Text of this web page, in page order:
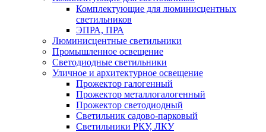
Комплектующие для люминисцентных
светильников
ЭПРА, ПРА
Люминисцентные светильники
Промышленное освещение
Светодиодные светильники
Уличное и архитектурное освещение
Прожектор галогенный
Прожектор металлогалогенный
Прожектор светодиодный
Светильник садово-парковый
Светильники РКУ, ЛКУ